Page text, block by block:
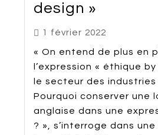
design »
1 février 2022
« On entend de plus en
l’expression « éthique
le secteur des industries
Pourquoi conserver une
anglaise dans une
? », s’interroge dans